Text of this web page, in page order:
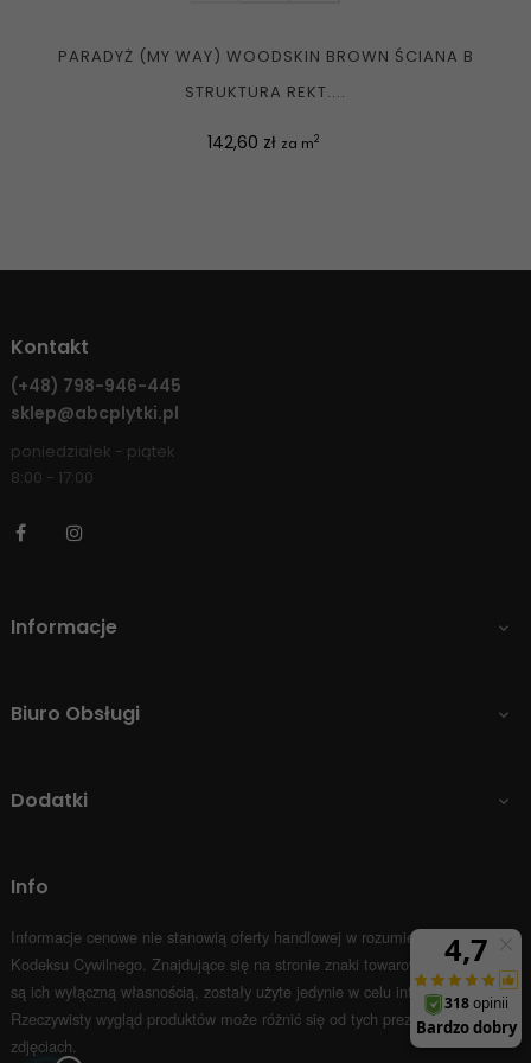
PARADYŻ (MY WAY) WOODSKIN BROWN ŚCIANA B
STRUKTURA REKT....
Cena
142,60 zł za m2
Kontakt
(+48) 798-946-445
sklep@abcplytki.pl
poniedziałek - piątek
8:00 - 17:00
Facebook
Informacje 
Biuro Obsługi 
Dodatki 
Info
Informacje cenowe nie stanowią oferty handlowej w rozumieniu Art.66 par.1
Kodeksu Cywilnego. Znajdujące się na stronie znaki towarowe i nazwy firm
są ich wyłączną własnością, zostały użyte jedynie w celu informacyjnym.
Rzeczywisty wygląd produktów może różnić się od tych prezentowanych na
zdjęciach.